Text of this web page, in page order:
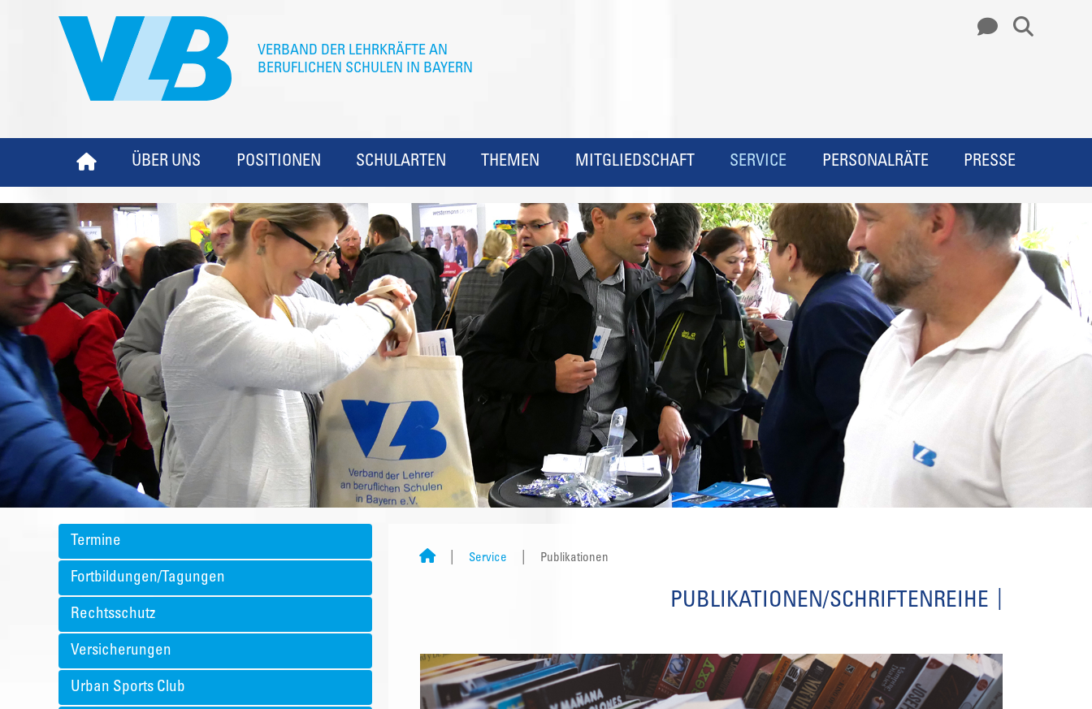
ÜBER UNS POSITIONEN SCHULARTEN THEMEN MITGLIEDSCHAFT SERVICE PERSONALRÄTE PRESSE
Termine
Fortbildungen/Tagungen
Rechtsschutz
Versicherungen
Urban Sports Club
Service Publikationen
PUBLIKATIONEN/SCHRIFTENREIHE